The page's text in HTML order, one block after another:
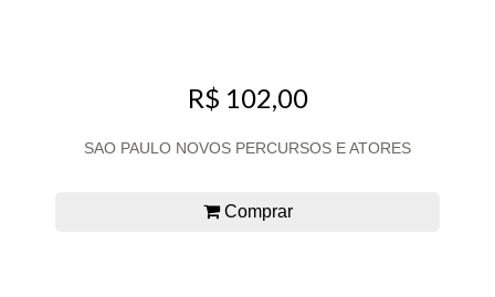
R$ 102,00
SAO PAULO NOVOS PERCURSOS E ATORES
Comprar